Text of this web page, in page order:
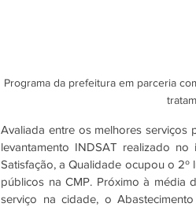
Programa da prefeitura em parceria
Avaliada entre os melhores
levantamento INDSAT realizado
Satisfação, a Qualidade ocupou o
públicos na CMP. Próximo à
serviço na cidade, o Abastecimento